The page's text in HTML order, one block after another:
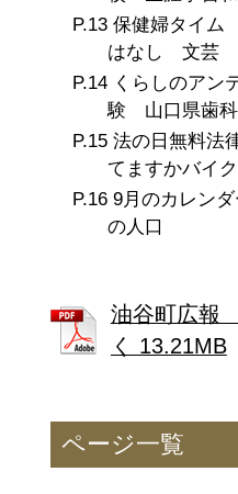
保健婦タイ
はなし 文芸
くらしのア
験 山口県歯科
法の日無料法
てますかバイ
9月のカレン
の人口
油谷町広報
く 13.21MB
ページ一覧